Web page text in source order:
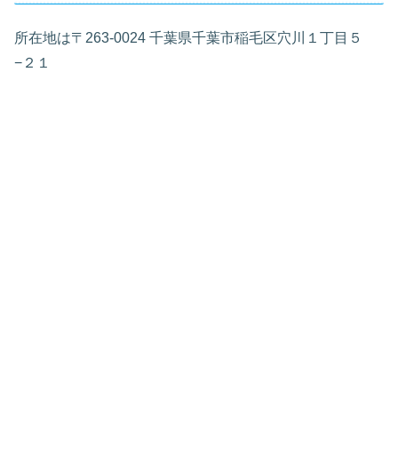
所在地は〒263-0024 千葉県千葉市稲毛区穴川１丁目５
−２１